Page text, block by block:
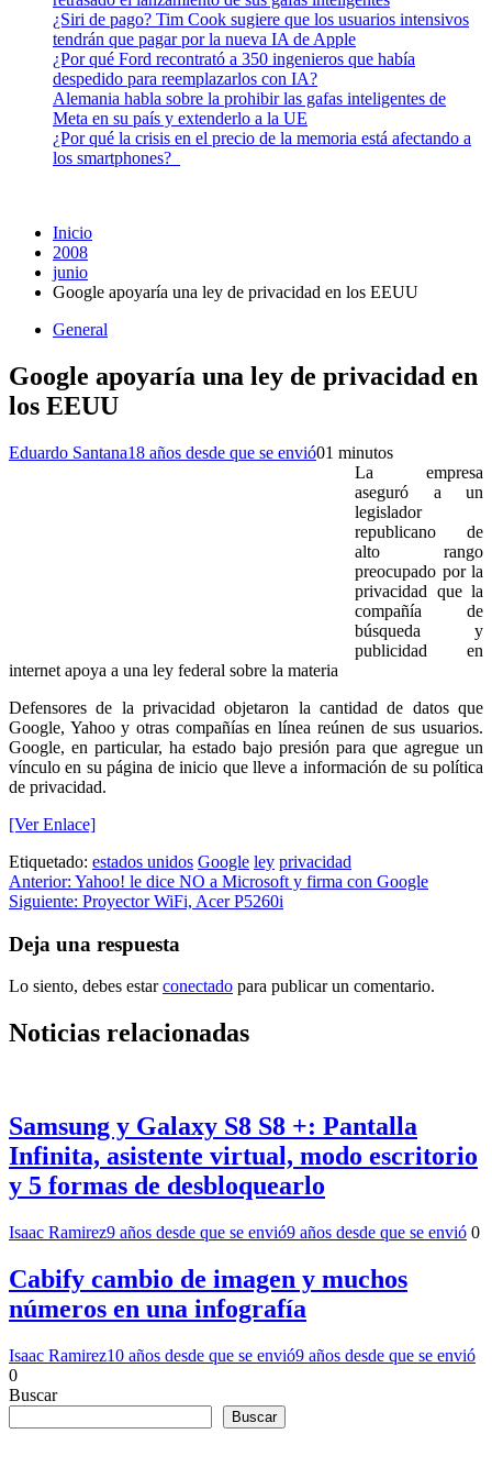
¿Siri de pago? Tim Cook sugiere que los usuarios intensivos
tendrán que pagar por la nueva IA de Apple
¿Por qué Ford recontrató a 350 ingenieros que había
despedido para reemplazarlos con IA?
Alemania habla sobre la prohibir las gafas inteligentes de
Meta en su país y extenderlo a la UE
¿Por qué la crisis en el precio de la memoria está afectando a
los smartphones?
Inicio
2008
junio
Google apoyaría una ley de privacidad en los EEUU
General
Google apoyaría una ley de privacidad en
los EEUU
Eduardo Santana18 años desde que se envió01 minutos
La empresa
aseguró a un
legislador
republicano de
alto rango
preocupado por la
privacidad que la
compañía de
búsqueda y
publicidad en
internet apoya a una ley federal sobre la materia
Defensores de la privacidad objetaron la cantidad de datos que
Google, Yahoo y otras compañías en línea reúnen de sus usuarios.
Google, en particular, ha estado bajo presión para que agregue un
vínculo en su página de inicio que lleve a información de su política
de privacidad.
[Ver Enlace]
Etiquetado: estados unidos Google ley privacidad
Navegación
de
entradas
Anterior: Yahoo! le dice NO a Microsoft y firma con Google
Siguiente: Proyector WiFi, Acer P5260i
Deja una respuesta
Lo siento, debes estarconectado para publicar un comentario.
Noticias relacionadas
Samsung y Galaxy S8 S8 +: Pantalla
Infinita, asistente virtual, modo escritorio
y 5 formas de desbloquearlo
Isaac Ramirez9 años desde que se envió9 años desde que se envió 0
Cabify cambio de imagen y muchos
números en una infografía
Isaac Ramirez10 años desde que se envió9 años desde que se envió
0
Buscar
Buscar